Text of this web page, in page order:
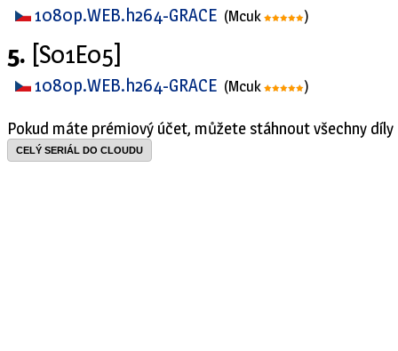
1080p.WEB.h264-GRACE (Mcuk )
5. [S01E05]
1080p.WEB.h264-GRACE (Mcuk )
Pokud máte prémiový účet, můžete stáhnout všechny díly
CELÝ SERIÁL DO CLOUDU